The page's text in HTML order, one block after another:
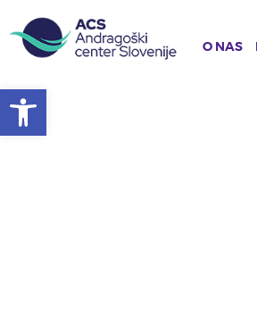
O NAS
Open toolbar